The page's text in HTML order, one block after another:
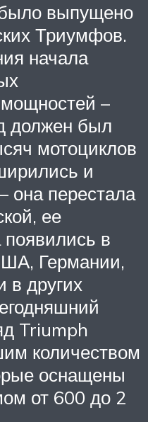
выпущено
Триумфов.
начала
–
должен был
мотоциклов
и
она перестала
ее
появились в
Германии,
в других
Triumph
количеством
оснащены
от 600 до 2